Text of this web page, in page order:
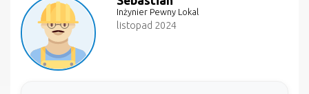
Inżynier Pewny Lokal
listopad 2024